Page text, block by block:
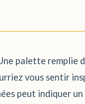
palette remplie
vous sentir
peut indiquer